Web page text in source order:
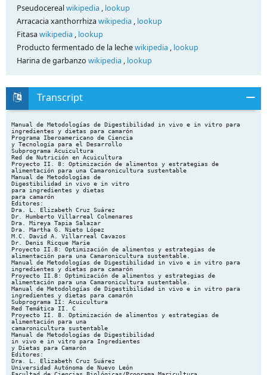
Pseudocerealwikipedia , lookup
Arracacia xanthorrhiza wikipedia , lookup
Fitasa wikipedia , lookup
Producto fermentado de la lechewikipedia , lookup
Harina de garbanzo wikipedia , lookup
Transcript
Manual de Metodologías de Digestibilidad in vivo e in vitro para ingredientes y dietas para camarón Programa Iberoamericano de Ciencia y Tecnología para el Desarrollo Subprograma Acuicultura Red de Nutrición en Acuicultura Proyecto II. 8: Optimización de alimentos y estrategias de alimentación para una Camaronicultura sustentable Manual de Metodologías de Digestibilidad in vivo e in vitro para ingredientes y dietas para camarón Editores: Dra. L. Elizabeth Cruz Suárez Dr. Humberto Villarreal Colmenares Dra. Mireya Tapia Salazar Dra. Martha G. Nieto López M.C. David A. Villarreal Cavazos Dr. Denis Ricque Marie Proyecto II.8: Optimización de alimentos y estrategias de alimentación para una Camaronicultura sustentable. Manual de Metodologías de Digestibilidad in vivo e in vitro para ingredientes y dietas para camarón Proyecto II.8: Optimización de alimentos y estrategias de alimentación para una Camaronicultura sustentable. Manual de Metodologías de Digestibilidad in vivo e in vitro para ingredientes y dietas para camarón Subprograma II: Acuicultura Red Temática II. C Proyecto II. 8. Optimización de alimentos y estrategias de alimentación para una camaronicultura sustentable Manual de Metodologías de Digestibilidad in vivo e in vitro para Ingredientes y Dietas para Camarón Editores: Dra. L. Elizabeth Cruz Suárez Universidad Autónoma de Nuevo León Facultad de Ciencias Biológicas/Programa Maricultura Ciudad Universitaria A.P. F56, San Nicolás de los Garza, N.L. C.P. 66450 Dr. Humberto Villarreal Colmenares Centro de Investigaciones Biológicas del Noroeste, S.C. La Paz, B.C.S. 23090, Baja California Sur, México Ciudad Universitaria A.P. F56, San Nicolás de los Garza, N.L. C.P. 66450 Dra. Mireya Tapia Salazar Dra. Martha G. Nieto López M.C. David A. Villarreal Cavazos Dr. Denis Ricque Marie Universidad Autónoma de Nuevo León Facultad de Ciencias Biológicas/Programa Maricultura Ciudad Universitaria A.P. F56, San Nicolás de los Garza, N.L. C.P. 66450 Proyecto II.8: Optimización de alimentos y estrategias de alimentación para una Camaronicultura sustentable. Manual de Metodologías de Digestibilidad in vivo e in vitro para ingredientes y dietas para camarón Prohibida la reproducción total o parcial por cualquier medio o método, sin autorización previa de los autores. Ilustración de portada: Fotos tomadas por Dra. Martha G. Nieto López y Dr. Luis O. Peña. Impreso en: Imprenta Universitaria Editorial: Universidad Autónoma de Nuevo León ISBN: 978-607-433-020-5 Se terminó de imprimir en la Imprenta Universitaria UANL, Ciudad Universitaria, San Nicolás de los Garza, Nuevo León, en Octubre, 2008. Como citar: Autores del escrito. 2008. Nombre del capítulo. Editores: L. Elizabeth Cruz Suárez, Humberto Villarreal Colmenares, Mireya Tapia Salazar, Martha G. Nieto López, David A. Villarreal Cavazos y Denis Ricque Marie. Manual de Metodologías de Digestibilidad in vivo e in vitro para Ingredientes y Dietas para Camarón. Universidad Autónoma de Nuevo León, Mty., N.L., México. ISBN: 978-607-433-020-5. No. pp. Proyecto II.8: Optimización de alimentos y estrategias de alimentación para una Camaronicultura sustentable. Manual de Metodologías de Digestibilidad in vivo e in vitro para ingredientes y dietas para camarón PREFACIO En la actualidad debido al gran incremento que ha sufrido el costo de las materias primas las necesidades de formular alimentos balanceados para camarón en base a nutrientes digestibles y de técnicas rápidas de control de calidad de materias primas, son imperativas. Sin embargo, aunque el número de publicaciones internacionales que reportan datos de digestibilidad in vivo e in vitro de alimentos, ingredientes y nutrientes está en aumento, la información generada es difícil de comparar y aun más de transferir a la industria. Con la finalidad de conocer y comparar las metodologías de digestibilidad in vivo e in vitro desarrolladas por diferentes instituciones y discutir los factores que afectan la validez y la precisión de estas estimaciones en camarones pendidos, se realizó en junio de 2005, con el apoyo de la Universidad Autónoma de Nuevo León (UANL) y del Programa Iberoamericano de Ciencia y Tecnología para el Desarrollo (CYTED) (situada en la Ciudad de San Nicolás de los Garza, Nuevo León, México, un taller de trabajo internacional con expertos en el tema. En este libro se integran los frutos de ese taller y se pone al alcance de sus lectores un Manual donde se presentan las metodologías utilizadas o desarrolladas por investigadores de las diferentes instituciones participantes: Centro de Investigaciones Biológicas del Noroeste (CIBNor), Centro de Investigación en Alimentación y Desarrollo (CIAD), Programa Maricultura de la Universidad Autónoma de Nuevo León (UANL) (México), Centro Nacional de Acuicultura e Investigaciones Marinas (CENAIM) (Ecuador), Universidad de la Habana (Cuba), Universidad Nacional del Mar de Plata (UNMP)(Argentina), A u s t r a l i an C o m mo n w e a l t h S c i e n t i f i c a n d I n d u s t r i al Resea rch O rg a n i sa t i o n CSIRO (Australia), Dr. Divakaran (Investigador retirado, Texas) y de Texas A & M University (TAMU) (Estados Unidos). El libro consta de 2 secciones, una sobre métodos de digestibilidad in vivo y otra sobre métodos de digestibilidad in vitro en camarones. Adicionalmente se incluye un capítulo sobre digestibilidad in vivo en langosta. En cada capítulo se describe a detalle la metodología desarrollada o implementada por cada laboratorio, con algunos ejemplos de resultados obtenidos, así como los métodos de análisis químicos usados y un listado de trabajos publicados sobre el tema por cada Institución. Para facilitar un análisis global de las metodologías, al final de cada sección, se presenta un capitulo de integración. En el caso de la digestibilidad in vivo se resume algunos aspectos o variables propias de las metodologías usadas por cada Institución que son importantes de comparar y de considerar cuando se quiera implementar la determinación de digestibilidad en un laboratorio o cuando se desee hacer uso práctico de datos publicados. Adicionalmente, se proponen recomendaciones de estandarización en los pasos de la metodología donde Proyecto II.8: Optimización de alimentos y estrategias de alimentación para una Camaronicultura sustentable. Manual de Metodologías de Digestibilidad in vivo e in vitro para ingredientes y dietas para camarón esto es factible y en los pasos que tienen diferentes formas de realizarse, tomando en consideración el hecho de que cada laboratorio cuenta con equipos e infraestructura diferente; en lugar de proponer una estrategia estandarizada, se resaltan los factores de procedimiento que afectan la validez y la precisión de los resultados para que estos sean contemplados en su momento. No obstante, al usuario de este manual se le recomienda leer las experiencias de todos los laboratorios para aprovechar las estrategias implementadas por cada grupo y después, en base a sus posibilidades, implementar o mejorar su propia metodología de la mejor manera. Cabe mencionar que este Taller fue muy provechoso ya que todos los participantes regresaron a sus respectivos laboratorios con ideas para mejorar algún aspecto de su metodología y para plantear protocolos con incógnitas que aún falta por resolver. Un agradecimiento a todos los investigadores y a las Instituciones participantes. Esperamos que este Manual contribuya con el desarrollo de alimentos balanceados altamente digestibles que promuevan el desarrollo de una camaronicultura sustentable en Iberoamérica y el Mundo. Lucia Elizabeth Cruz Suárez Proyecto II.8: Optimización de alimentos y estrategias de alimentación para una Camaronicultura sustentable. Manual de Metodologías de Digestibilidad in vivo e in vitro para ingredientes y dietas para camarón Lista de autores Revisión de la Metodología Utilizada para Determinar la Digestibilidad Aparente de Nutrientes en Camarones Peneidos Marinos Joe M. Fox y Addison L. Lawrence 1 Métodos Utilizados por la Universidad Nacional de Mar del Plata para la Medición de Digestibilidad in vivo e in vitro en Camarón Jorge L. Fenucci 18 Método Utilizado en el CIAD para Medir la Digestibilidad in 35 vivo en Camarón Crisantema Hernández, Blanca González Rodríguez, Isabel Abdo de la Parra, Leticia García Rico y Carlos Martínez Palacios Métodos utilizados por la Universidad Autónoma de Nuevo León para determinar la digestibilidad in vivo en camarón Lucia Elizabeth Cruz-Suárez, Martha Nieto-López, Mireya Tapia-Salazar, Claudio Guajardo-Barbosa, David Villarreal-Cavazos, Alberto PeñaRodriguez, Denis Ricque-Marie 48 Método Utilizado en el Centro Nacional de Acuicultura e Investigaciones Marinas (CENAIM) Ecuador para Medir la Digestibilidad in vivo en Camarón Yela Paredes y César Molina 84 Método Usado en el CSIRO para Medir la Digestibilidad in 108 vivo en Camarón D.M. Smith, S.J. Tabrett, S.J. Irvin - Metodologías utilizadas en el Laboratorio de Nutrición Acuícola del CIBNOR para determinar la digestibilidad in vivo de nutrimentos de alimentos e ingredientes en camarón y langosta de agua dulce Roberto Civera Cerecedo, Ernesto Goytortúa Bores, Sonia Rocha Meza y Dolores Rondero Astorga 122 Proyecto II.8: Optimización de alimentos y estrategias de alimentación para una Camaronicultura sustentable. Manual de Metodologías de Digestibilidad in vivo e in vitro para ingredientes y dietas para camarón Método Desarrollado por el CSIRO para Digestibilidad en langosta P. ornatus S.J. Tabrett, S.J. Irvin, D.M. Smith, K.C. Williams Medir la 167 Camarón (Litopenaeus vannamei): Méritos de Estudios in vitro para Diseñar Métodos de Digestibilidad in vivo Subramanian Divakaran, D.V.M. 176 - Integración y Análisis Global de las Metodologías de Digestibilidad in vivo presentadas en este Libro L. Elizabeth Cruz-Suárez, Denis Ricque Marie y Mireya Tapia Salazar 180 - Métodos Utilizados por la Universidad Autónoma de Nuevo León para la Medición de Digestibilidad in vitro para Camarón Martha G